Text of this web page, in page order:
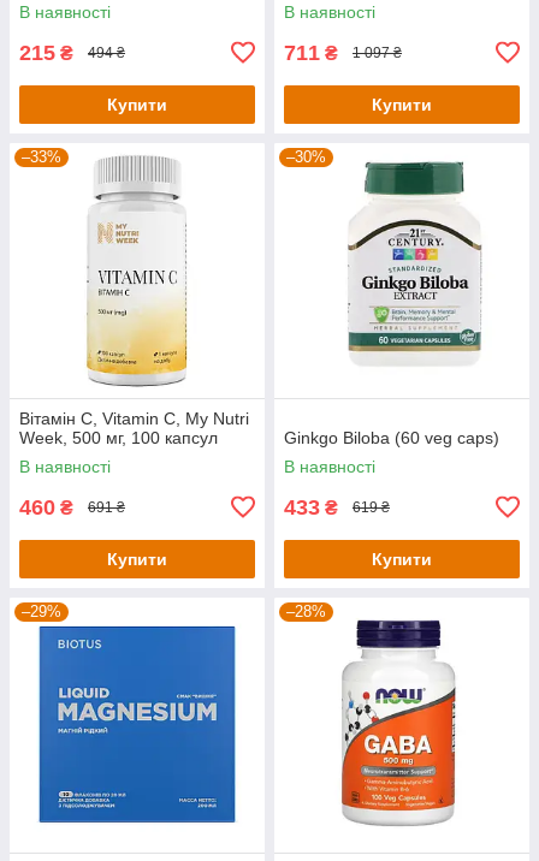
В наявності
215 ₴ 494 ₴
Купити
В наявності
711 ₴ 1 097 ₴
Купити
–33%
Вітамін С, Vitamin C, My Nutri
Week, 500 мг, 100 капсул
В наявності
460 ₴ 691 ₴
Купити
–30%
Ginkgo Biloba (60 veg caps)
В наявності
433 ₴ 619 ₴
Купити
–29% –28%